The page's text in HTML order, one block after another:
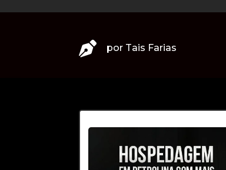
 por Tais Farias